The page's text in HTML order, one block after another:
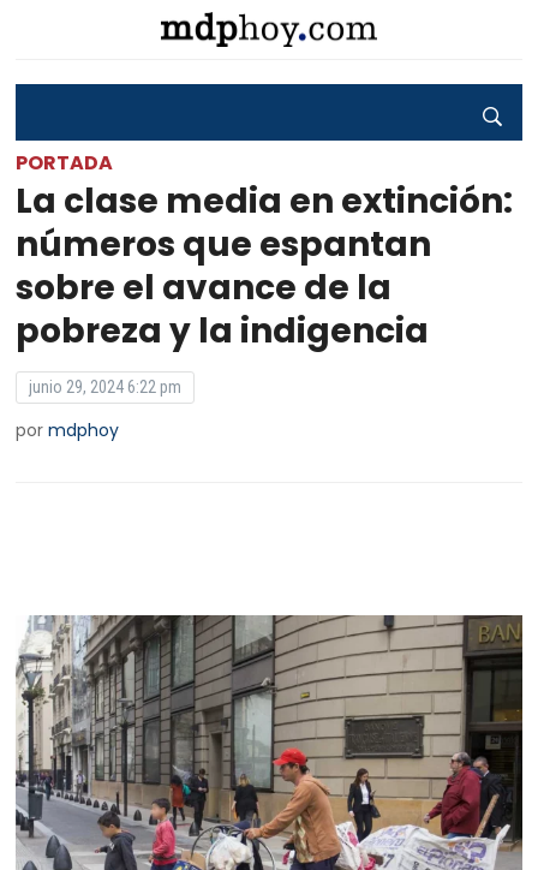
PORTADA
La clase media en extinción:
números que espantan
sobre el avance de la
pobreza y la indigencia
junio 29, 2024 6:22 pm
pormdphoy